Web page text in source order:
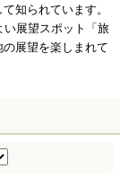
知られています。
い展望スポット「旅
展望を楽しまれて